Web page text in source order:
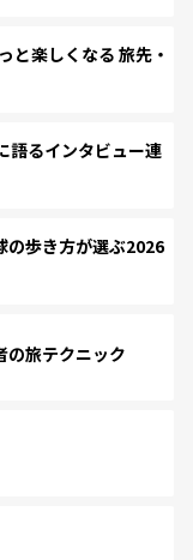
楽しくなる 旅先・
語るインタビュー連
の歩き方が選ぶ2026
の旅テクニック